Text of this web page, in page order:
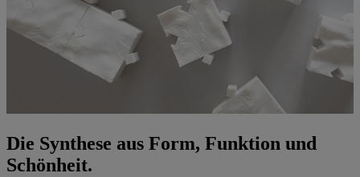
Die Synthese aus Form, Funktion und
Schönheit.